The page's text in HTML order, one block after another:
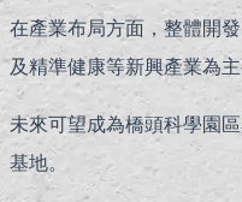
在產業布局方面，整體開
及精準健康等新興產業為主
未來可望成為橋頭科學園
基地。